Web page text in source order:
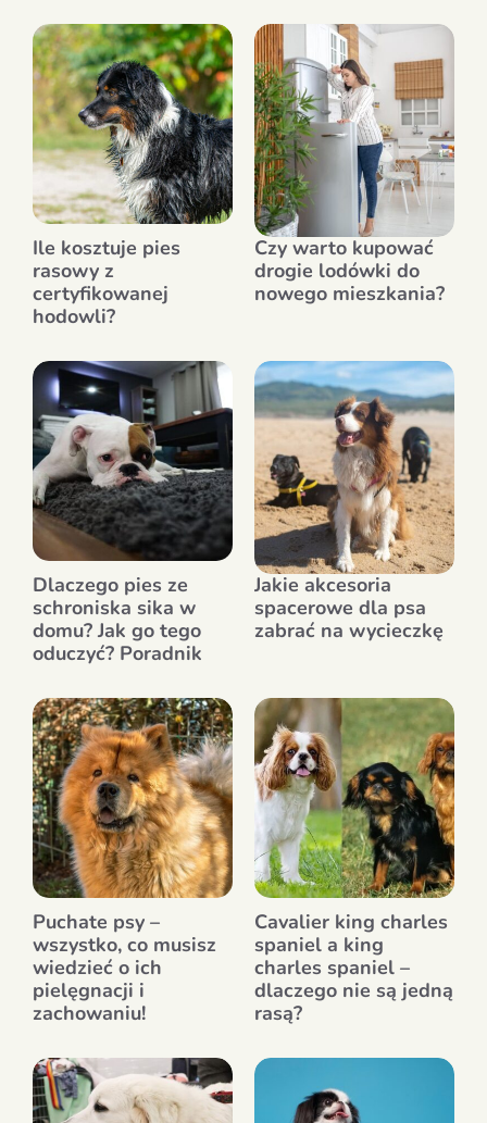
Ile kosztuje pies
rasowy z
certyfikowanej
hodowli?
Czy warto kupować
drogie lodówki do
nowego mieszkania?
Dlaczego pies ze
schroniska sika w
domu? Jak go tego
oduczyć? Poradnik
Jakie akcesoria
spacerowe dla psa
zabrać na wycieczkę
Puchate psy –
wszystko, co musisz
wiedzieć o ich
pielęgnacji i
zachowaniu!
Cavalier king charles
spaniel a king
charles spaniel –
dlaczego nie są jedną
rasą?